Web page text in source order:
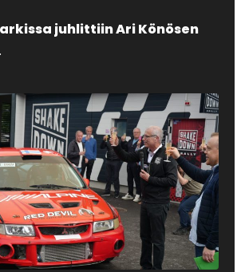
juhlittiin Ari Könösen
.